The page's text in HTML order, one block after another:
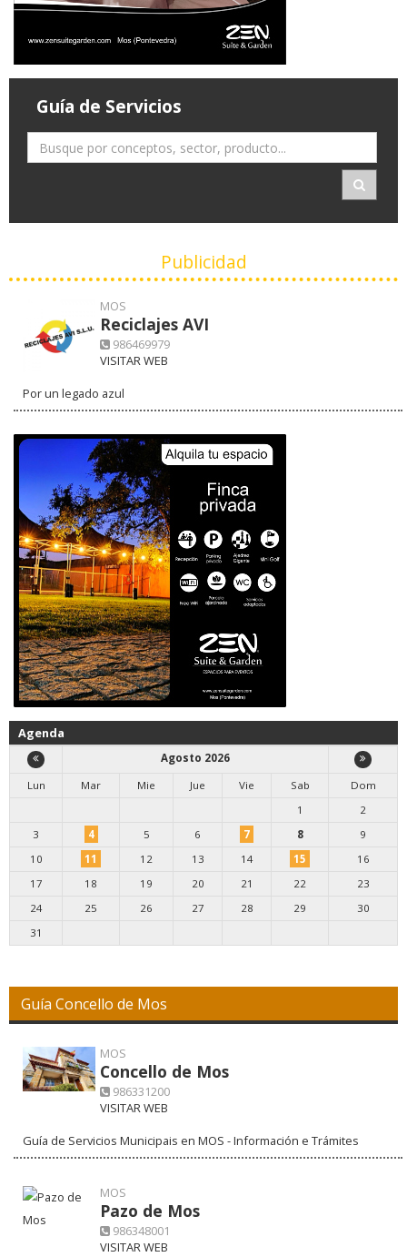
Guía de Servicios
Publicidad
MOS
Reciclajes AVI
986469979
VISITAR WEB
Por un legado azul
Agenda
Agosto 2026
Lun
Mar Mie Jue Vie Sab
Dom
1
2
3
4 5 6 7 8
9
10
11 12 13 14 15
16
17
18 19 20 21 22
23
24
25 26 27 28 29
30
31
Guía Concello de Mos
MOS
Concello de Mos
986331200
VISITAR WEB
Guía de Servicios Municipais en MOS - Información e Trámites
MOS
Pazo de Mos
986348001
VISITAR WEB